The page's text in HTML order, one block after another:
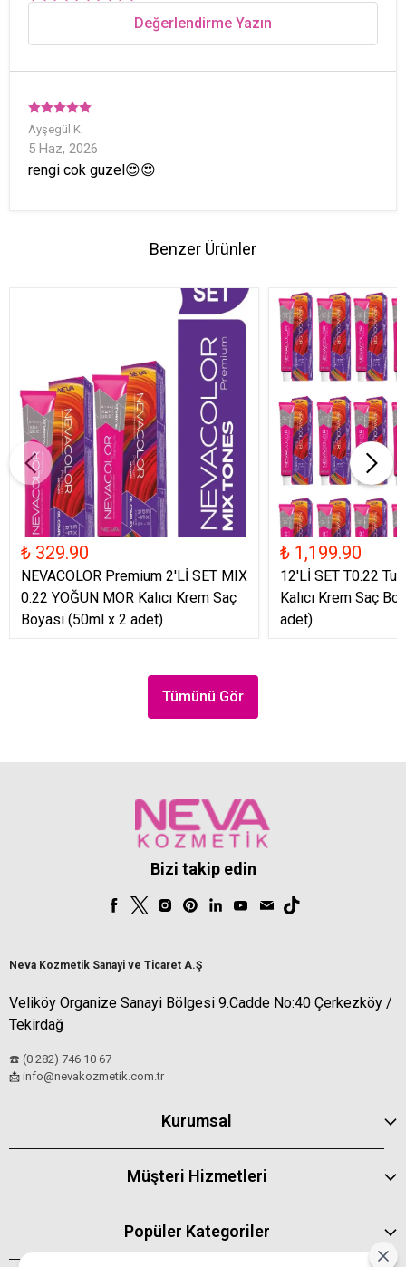
Değerlendirme Yazın
Ayşegül K.
5 Haz, 2026
rengi cok guzel😍😍
Benzer Ürünler
₺ 329.90
NEVACOLOR Premium 2'Lİ SET MIX
0.22 YOĞUN MOR Kalıcı Krem Saç
Boyası (50ml x 2 adet)
₺ 1,199.90
12'Lİ SET T0.22
Kalıcı Krem Saç
adet)
Tümünü Gör
Bizi takip edin
Neva Kozmetik Sanayi ve Ticaret A.Ş
Veliköy Organize Sanayi Bölgesi 9.Cadde No:40 Çerkezköy /
Tekirdağ
☎️ (0 282) 746 10 67
📩 info@nevakozmetik.com.tr
Kurumsal
Müşteri Hizmetleri
Popüler Kategoriler